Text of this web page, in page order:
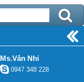
Ms.Vân Nhi
0947 348 228